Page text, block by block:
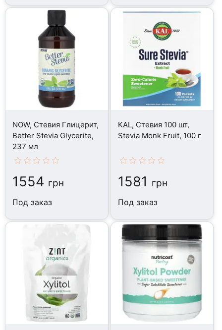
NOW, Стевия Глицерит,
Better Stevia Glycerite,
237 мл
1554 грн
Под заказ
KAL, Стевия 100 шт,
Stevia Monk Fruit, 100 г
1581 грн
Под заказ